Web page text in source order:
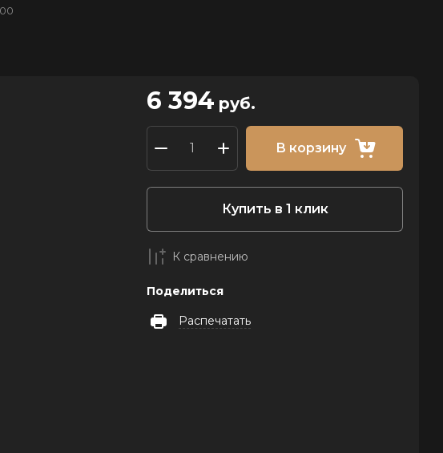
6 394 руб.
В корзину
Купить в 1 клик
К сравнению
Поделиться
Распечатать